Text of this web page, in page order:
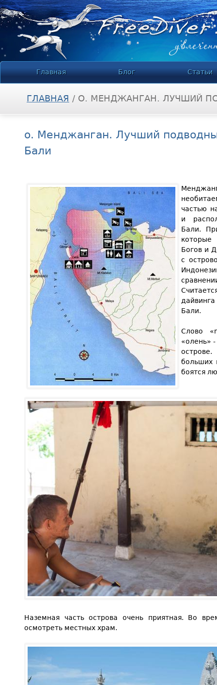
Jump to navigation
ВЫ ЗДЕСЬ
ГЛАВНАЯ / О. МЕНДЖАНГАН. ЛУЧШИЙ
о. Менджанган. Лучший
Бали
частью
и
Бали.
которые
Богов и
с
Бали.
Слово
«олень»
больших
боятся
Наземная часть острова очень приятная. Во
осмотреть местных храм.
Главная Блог Статьи